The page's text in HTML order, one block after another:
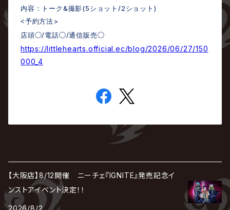
内容：トーク &撮影(5 ショット /2 ショット )
<予約方法 >
店頭○/電話○/通信販売○
https://littlehearts.official.ec/blog/2026/06/27/150
000_4
【大阪店】8/12開催 ニーチェ『IGNITE』発売記念イ
ンストアイベント決定！！
2026/8/2